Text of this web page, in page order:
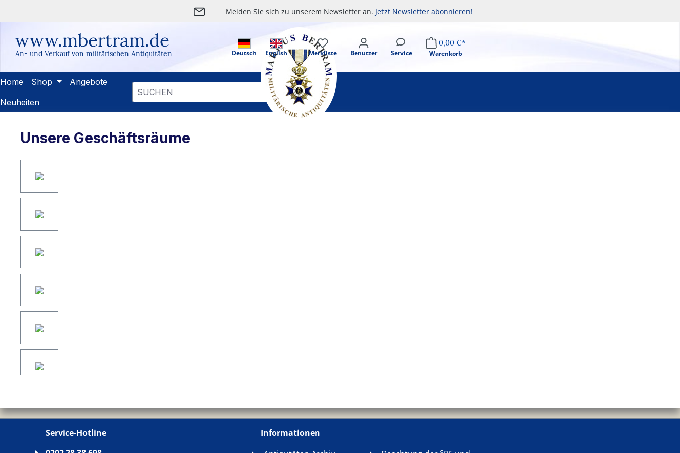
Melden Sie sich zu unserem Newsletter an. Jetzt Newsletter abonnieren!
www.mbertram.de
An- und Verkauf von militärischen Antiquitäten Deutsch English Merkliste Benutzer Service
0,00 €*
Warenkorb
Home Shop
Angebote
Neuheiten
Unsere Geschäftsräume
Service-Hotline
Informationen